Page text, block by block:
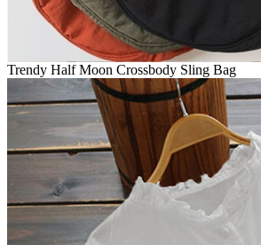
Trendy Half Moon Crossbody Sling Bag